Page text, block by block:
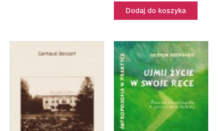
Dodaj do koszyka